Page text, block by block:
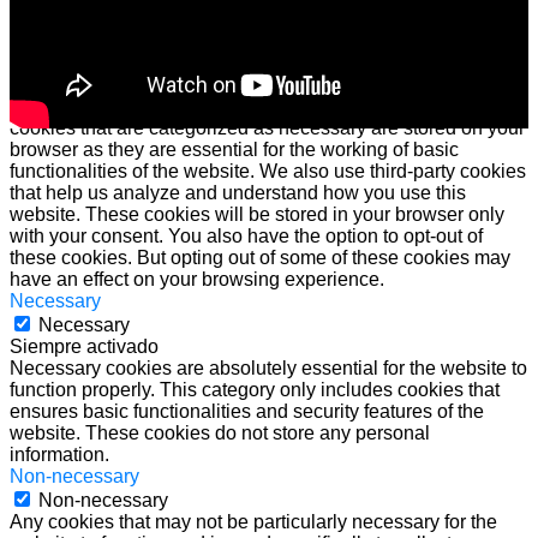
This website uses cookies to improve your experience while
you navigate through the website. Out of these cookies, the
cookies that are categorized as necessary are stored on your
browser as they are essential for the working of basic
functionalities of the website. We also use third-party cookies
that help us analyze and understand how you use this
website. These cookies will be stored in your browser only
with your consent. You also have the option to opt-out of
these cookies. But opting out of some of these cookies may
have an effect on your browsing experience.
Necessary
Necessary
Siempre activado
Necessary cookies are absolutely essential for the website to
function properly. This category only includes cookies that
ensures basic functionalities and security features of the
website. These cookies do not store any personal
information.
Non-necessary
Non-necessary
Any cookies that may not be particularly necessary for the